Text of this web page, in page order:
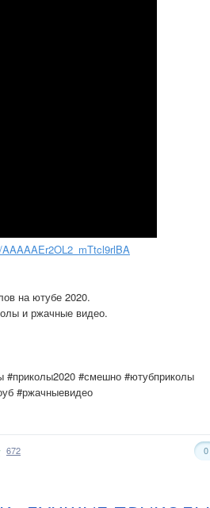
на ютубе 2020.
и ржачные видео.
#смешно #ютубприколы
#ржачныевидео
0
672